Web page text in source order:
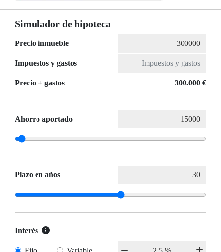
Simulador de hipoteca
Precio inmueble
Impuestos y gastos
Precio + gastos 300.000 €
Ahorro aportado
Plazo en años
Interés